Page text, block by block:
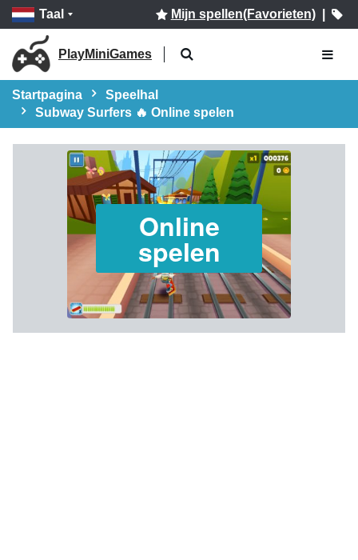
Taal Mijn spellen(Favorieten)|
PlayMiniGames
Startpagina
Speelhal
Subway Surfers 🔥 Online spelen
Online
spelen